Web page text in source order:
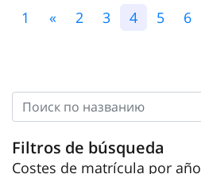
1 « 2 3 4 5 6
Filtros de búsqueda
Costes de matrícula por año